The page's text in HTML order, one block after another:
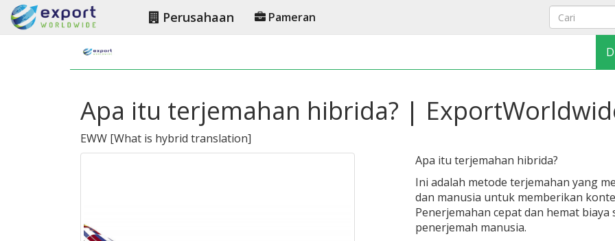
Perusahaan Pameran
Apa itu terjemahan hibrida? |
EWW [What is hybrid translation]
Apa itu terjemahan hibrida?
Ini adalah metode terjemahan yang
dan manusia untuk memberikan
Penerjemahan cepat dan hemat
penerjemah manusia.